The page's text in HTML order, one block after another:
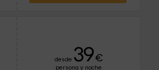
desde 39€
persona y noche